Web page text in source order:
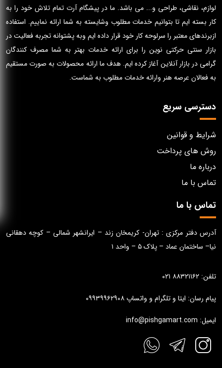
لوازم، نقاشی، طراحی و... می باشد. ما در پیشگام آرت تمام تلاش خود را به
کار بسته ایم تا بتوانیم خدمات مطلوب وشایسته به شما ارائه نماییم. استفاده
ازبرندهای معتبر را سرلوحه کار خود قرار داده ایم وبه پشتوانه تجربه فعالیت در
بازار سنتی حرکتی نوین را برای ارائه خدمات بهتر به شما مصرف کنندگان
گرامی در بازار آنلاین آغاز کرده ایم. هدف ما ارائه محصولات به صورت مستقیم
به فعالان عرصه هنر وارائه خدمات مطلوب به شماست.
دسترسی سریع
شرایط و قوانین
روش های پرداخت
درباره ما
تماس با ما
تماس با ما
آدرس دفتر مرکزی : تهران- کریمخان زند – ایرانشهر شمالی – کوچه دهقانی
نیا– ساختمان عماد – پلاک ۵ – واحد ۱
تلفن: ۸۸۳۲۱۱۶۲ ۰۲۱
پیام رسان: ایتا و تلگرام و واتساپ ۰۹۹۳۹۹۶۲۹۰۸
ایمیل: info@pishgamart.com